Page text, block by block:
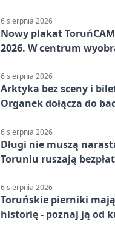
6 sierpnia 2026
Nowy plakat
2026. W centrum
6 sierpnia 2026
Arktyka bez sceny i
Organek dołącza do
6 sierpnia 2026
Długi nie muszą
Toruniu ruszają
6 sierpnia 2026
Toruńskie pierniki
historię - poznaj ją od